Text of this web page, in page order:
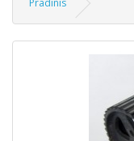
Pradinis